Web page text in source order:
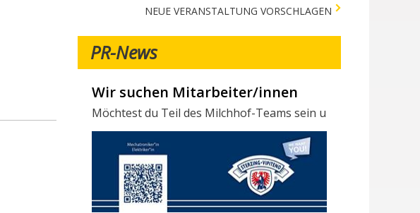
NEUE VERANSTALTUNG VORSCHLAGEN
PR-News
Wir suchen Mitarbeiter/innen
Möchtest du Teil des Milchhof-Teams sein und von